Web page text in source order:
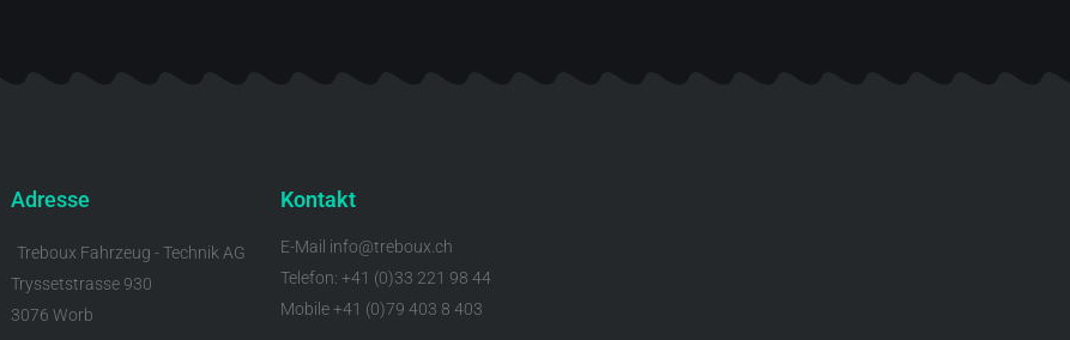
Adresse
Treboux Fahrzeug - Technik AG
Tryssetstrasse 930
3076 Worb
Kontakt
E-Mail info@treboux.ch
Telefon: +41 (0)33 221 98 44
Mobile +41 (0)79 403 8 403